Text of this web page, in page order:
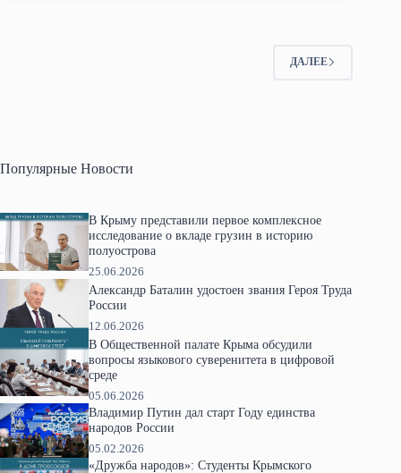
ДАЛЕЕ
Популярные Новости
В Крыму представили первое комплексное
исследование о вкладе грузин в историю
полуострова
25.06.2026
Александр Баталин удостоен звания Героя Труда
России
12.06.2026
В Общественной палате Крыма обсудили
вопросы языкового суверенитета в цифровой
среде
05.06.2026
Владимир Путин дал старт Году единства
народов России
05.02.2026
«Дружба народов»: Студенты Крымского